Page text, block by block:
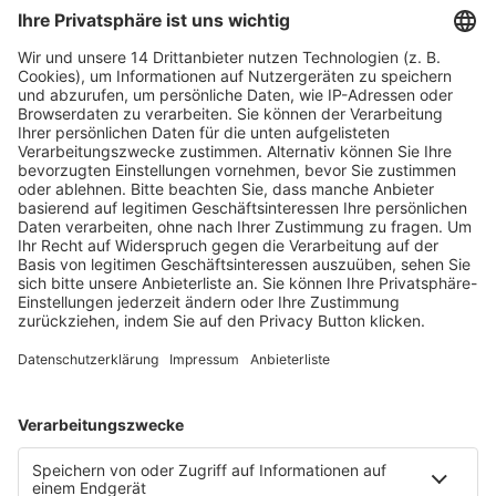
Fachmedien Recht und Wirtschaft
Ein Fachbereich der
dfv Mediengruppe
Mainzer Landstr. 251
60326 Frankfurt am Main
E-Mail:info@ruw.de
Web:https://www.ruw.de
AGB
Datenschutzerklärung
Genderhinweis